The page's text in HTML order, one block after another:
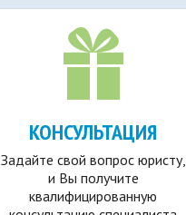
КОНСУЛЬТАЦИЯ
Задайте свой вопрос юристу,
и Вы получите
квалифицированную